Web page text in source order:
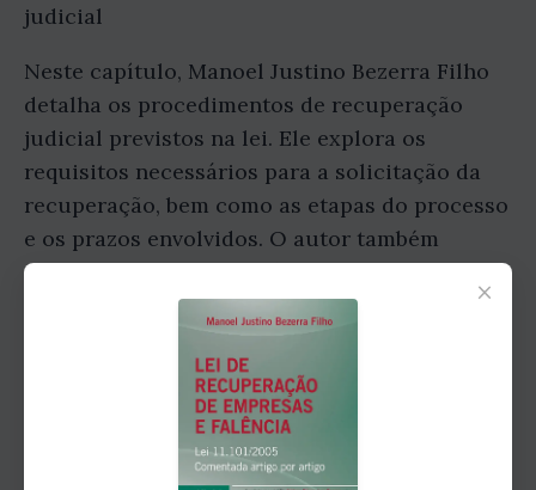
judicial
Neste capítulo, Manoel Justino Bezerra Filho
detalha os procedimentos de recuperação
judicial previstos na lei. Ele explora os
requisitos necessários para a solicitação da
recuperação, bem como as etapas do processo
e os prazos envolvidos. O autor também
comenta sobre a importância do plano de
recuperação como instrumento fundamental
para o sucesso da empresa em dificuldades.
Capítulo 4: Papel dos credores na
recuperação judicial
Os credores desempenham um papel
×